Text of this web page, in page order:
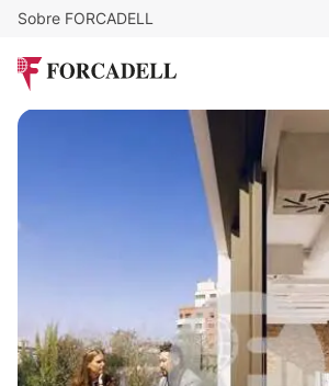
Sobre FORCADELL
EDIFICIO NUX
285 m²